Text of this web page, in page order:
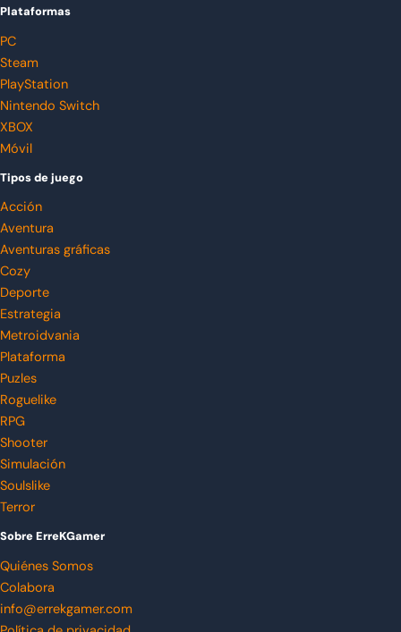
Plataformas
PC
Steam
PlayStation
Nintendo Switch
XBOX
Móvil
Tipos de juego
Acción
Aventura
Aventuras gráficas
Cozy
Deporte
Estrategia
Metroidvania
Plataforma
Puzles
Roguelike
RPG
Shooter
Simulación
Soulslike
Terror
Sobre ErreKGamer
Quiénes Somos
Colabora
info@errekgamer.com